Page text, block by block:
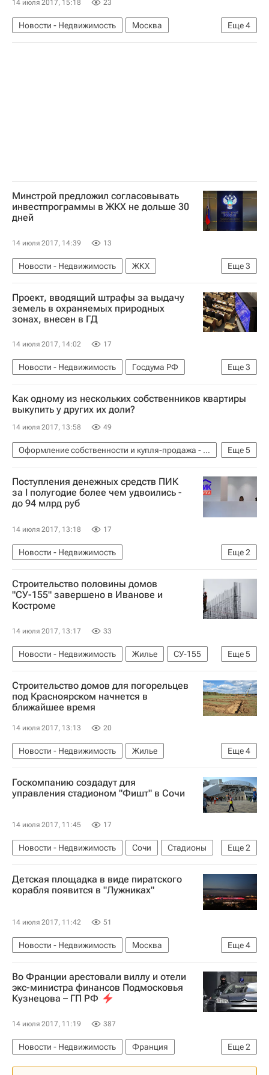
14 июля 2017, 15:18 23
Еще4
Новости - Недвижимость
Москва
Строительство
МКАД
Владимир Жидкин
Минстрой предложил согласовывать
инвестпрограммы в ЖКХ не дольше 30
дней
14 июля 2017, 14:39 13
Еще3
Новости - Недвижимость
ЖКХ
Министерство строительства и жилищно-коммунального хозяйства РФ (Минстрой России)
Инфраструктура
Россия
Проект, вводящий штрафы за выдачу
земель в охраняемых природных
зонах, внесен в ГД
14 июля 2017, 14:02 17
Еще3
Новости - Недвижимость
Госдума РФ
Законодательство
Земельные участки
Россия
Как одному из нескольких собственников квартиры
выкупить у других их доли?
14 июля 2017, 13:58 49
Еще5
Оформление собственности и купля-продажа - Вопрос-ответ - Полезное
Вопрос-ответ – РИА Недвижимость
Жилье
Сделки
Покупка Россия
Поступления денежных средств ПИК
за I полугодие более чем удвоились -
до 94 млрд руб
14 июля 2017, 13:18 17
Еще2
Новости - Недвижимость
Финансовая отчетность
Россия
Строительство половины домов
"СУ-155" завершено в Иванове и
Костроме
14 июля 2017, 13:17 33
Еще5
Новости - Недвижимость Жилье
СУ-155
Кострома
Строительство
Иваново
Достройка объектов компании "СУ-155"
Россия
Строительство домов для погорельцев
под Красноярском начнется в
ближайшее время
14 июля 2017, 13:13 20
Еще4
Новости - Недвижимость
Жилье
Строительство
Красноярский край
Инфраструктура
Россия
Госкомпанию создадут для
управления стадионом "Фишт" в Сочи
14 июля 2017, 11:45 17
Еще2
Новости - Недвижимость Сочи
Стадионы
Инфраструктура
Россия
Детская площадка в виде пиратского
корабля появится в "Лужниках"
14 июля 2017, 11:42 51
Еще4
Новости - Недвижимость
Москва
Лужники
Реконструкция "Лужников"
Городская среда
Россия
Во Франции арестовали виллу и отели
экс-министра финансов Подмосковья
Кузнецова – ГП РФ
14 июля 2017, 11:19 387
Еще2
Новости - Недвижимость
Франция
Недвижимость
Арест